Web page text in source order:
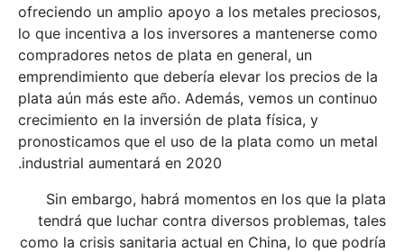
ofreciendo un amplio apoyo a los metales preciosos,
lo que incentiva a los inversores a mantenerse como
compradores netos de plata en general, un
emprendimiento que debería elevar los precios de la
plata aún más este año. Además, vemos un continuo
crecimiento en la inversión de plata física, y
pronosticamos que el uso de la plata como un metal
industrial aumentará en 2020.
Sin embargo, habrá momentos en los que la plata
tendrá que luchar contra diversos problemas, tales
como la crisis sanitaria actual en China, lo que podría